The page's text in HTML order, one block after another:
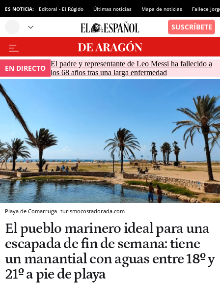
ES NOTICIA: Editoral - El Rúgido Últimas noticias Mapa de noticias Fallece
EN DIRECTO El padre y representante de Leo Messi ha fallecido a
los 68 años tras una larga enfermedad
Playa de Comarruga turismocostadorada.com
El pueblo marinero ideal para una
escapada de fin de semana: tiene
un manantial con aguas entre 18º y
21º a pie de playa